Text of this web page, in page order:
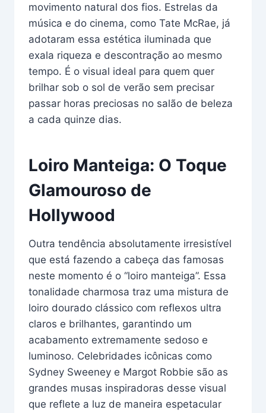
movimento natural dos fios. Estrelas da
música e do cinema, como Tate McRae, já
adotaram essa estética iluminada que
exala riqueza e descontração ao mesmo
tempo. É o visual ideal para quem quer
brilhar sob o sol de verão sem precisar
passar horas preciosas no salão de beleza
a cada quinze dias.
Loiro Manteiga: O Toque
Glamouroso de
Hollywood
Outra tendência absolutamente irresistível
que está fazendo a cabeça das famosas
neste momento é o “loiro manteiga”. Essa
tonalidade charmosa traz uma mistura de
loiro dourado clássico com reflexos ultra
claros e brilhantes, garantindo um
acabamento extremamente sedoso e
luminoso. Celebridades icônicas como
Sydney Sweeney e Margot Robbie são as
grandes musas inspiradoras desse visual
que reflete a luz de maneira espetacular